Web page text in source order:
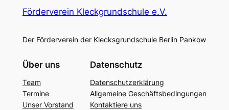
Förderverein Kleckgrundschule e.V.
Der Förderverein der Klecksgrundschule Berlin Pankow
Über uns
Team
Termine
Unser Vorstand
Datenschutz
Datenschutzerklärung
Allgemeine Geschäftsbedingungen
Kontaktiere uns